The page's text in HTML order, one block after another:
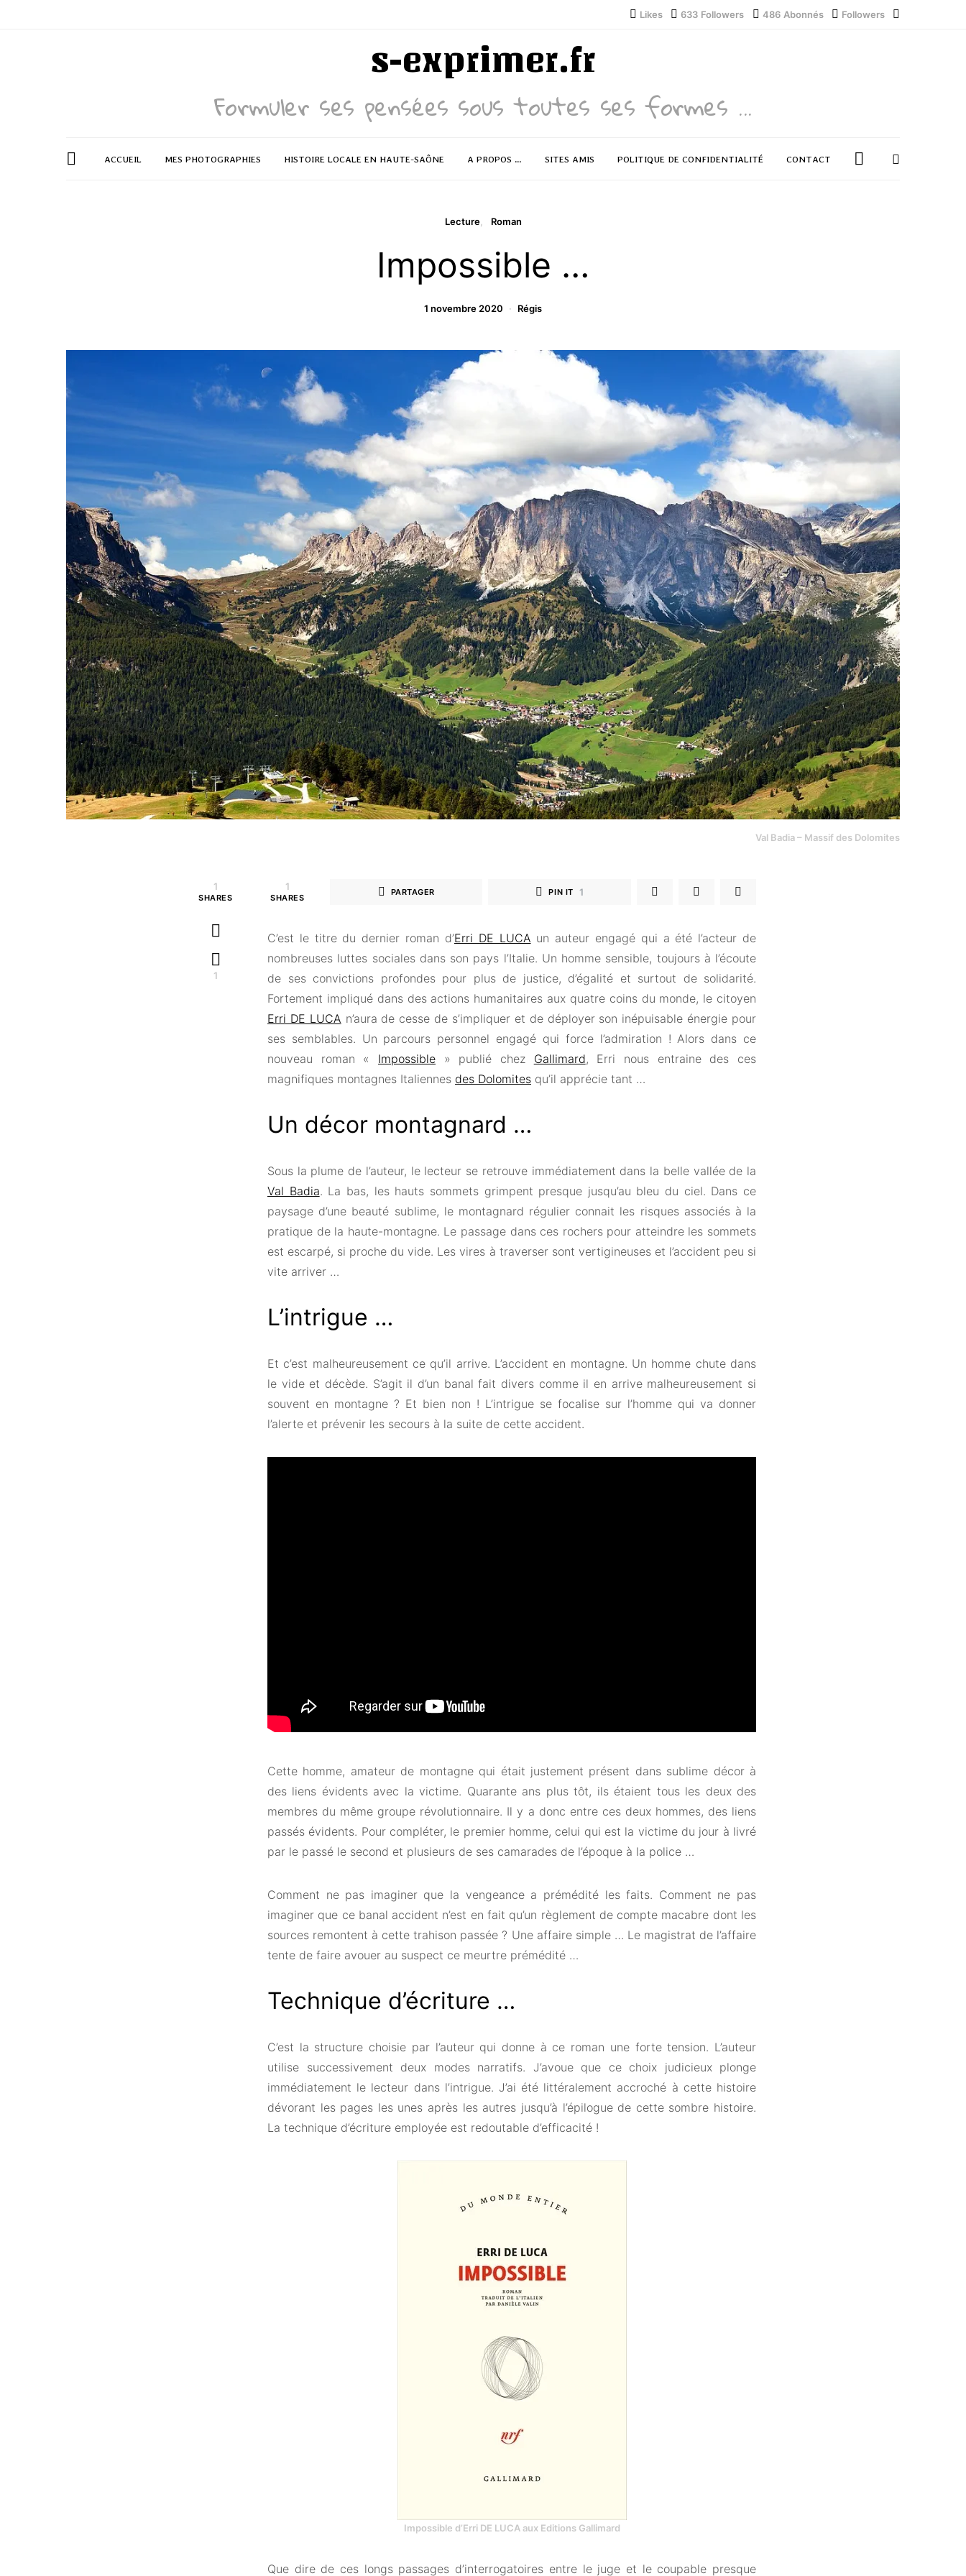
Likes 633 Followers 486 Abonnés Followers
s-exprimer.fr
Formuler ses pensées sous toutes ses formes ...
ACCUEIL MES PHOTOGRAPHIES HISTOIRE LOCALE EN HAUTE-SAÔNE A PROPOS … SITES AMIS POLITIQUE DE CONFIDENTIALITÉ CONTACT
Lecture Roman
Impossible …
1 novembre 2020 Régis
Val Badia – Massif des Dolomites
1
SHARES
1
1
SHARES
PARTAGER PIN IT 1
C’est le titre du dernier roman d’Erri DE LUCA un auteur engagé qui a été l’acteur de
nombreuses luttes sociales dans son pays l’Italie. Un homme sensible, toujours à l’écoute
de ses convictions profondes pour plus de justice, d’égalité et surtout de solidarité.
Fortement impliqué dans des actions humanitaires aux quatre coins du monde, le citoyen
Erri DE LUCA n’aura de cesse de s’impliquer et de déployer son inépuisable énergie pour
ses semblables. Un parcours personnel engagé qui force l’admiration ! Alors dans ce
nouveau roman « Impossible » publié chez Gallimard, Erri nous entraine des ces
magnifiques montagnes Italiennes des Dolomites qu’il apprécie tant …
Un décor montagnard …
Sous la plume de l’auteur, le lecteur se retrouve immédiatement dans la belle vallée de la
Val Badia. La bas, les hauts sommets grimpent presque jusqu’au bleu du ciel. Dans ce
paysage d’une beauté sublime, le montagnard régulier connait les risques associés à la
pratique de la haute-montagne. Le passage dans ces rochers pour atteindre les sommets
est escarpé, si proche du vide. Les vires à traverser sont vertigineuses et l’accident peu si
vite arriver …
L’intrigue …
Et c’est malheureusement ce qu’il arrive. L’accident en montagne. Un homme chute dans
le vide et décède. S’agit il d’un banal fait divers comme il en arrive malheureusement si
souvent en montagne ? Et bien non ! L’intrigue se focalise sur l’homme qui va donner
l’alerte et prévenir les secours à la suite de cette accident.
Cette homme, amateur de montagne qui était justement présent dans sublime décor à
des liens évidents avec la victime. Quarante ans plus tôt, ils étaient tous les deux des
membres du même groupe révolutionnaire. Il y a donc entre ces deux hommes, des liens
passés évidents. Pour compléter, le premier homme, celui qui est la victime du jour à livré
par le passé le second et plusieurs de ses camarades de l’époque à la police …
Comment ne pas imaginer que la vengeance a prémédité les faits. Comment ne pas
imaginer que ce banal accident n’est en fait qu’un règlement de compte macabre dont les
sources remontent à cette trahison passée ? Une affaire simple … Le magistrat de l’affaire
tente de faire avouer au suspect ce meurtre prémédité …
Technique d’écriture …
C’est la structure choisie par l’auteur qui donne à ce roman une forte tension. L’auteur
utilise successivement deux modes narratifs. J’avoue que ce choix judicieux plonge
immédiatement le lecteur dans l’intrigue. J’ai été littéralement accroché à cette histoire
dévorant les pages les unes après les autres jusqu’à l’épilogue de cette sombre histoire.
La technique d’écriture employée est redoutable d’efficacité !
Impossible d’Erri DE LUCA aux Editions Gallimard
Que dire de ces longs passages d’interrogatoires entre le juge et le coupable presque